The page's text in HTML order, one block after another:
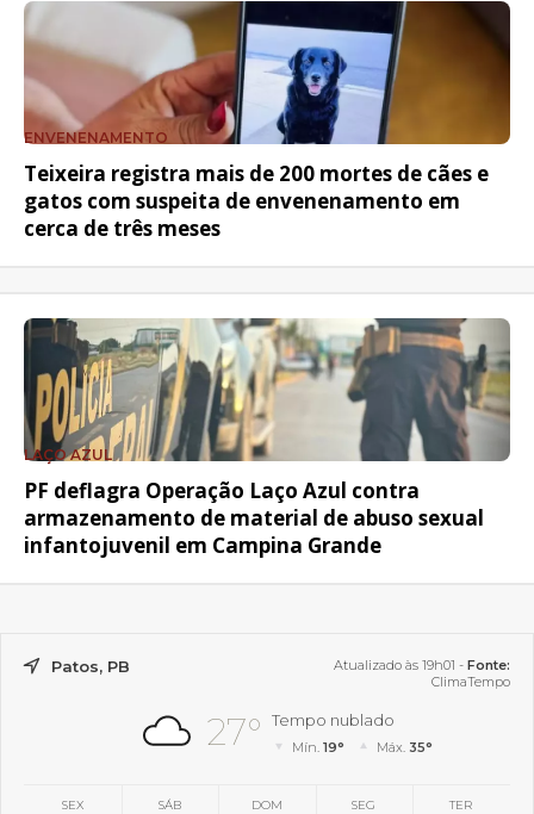
ENVENENAMENTO
Teixeira registra mais de 200 mortes de cães e
gatos com suspeita de envenenamento em
cerca de três meses
LAÇO AZUL
PF deflagra Operação Laço Azul contra
armazenamento de material de abuso sexual
infantojuvenil em Campina Grande
Patos, PB Atualizado às 19h01 - Fonte:
ClimaTempo
27° Tempo nublado
Mín.19° Máx. 35°
SEX SÁB DOM SEG TER